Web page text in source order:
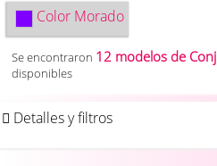
Color Morado
Se encontraron 12 modelos de
disponibles
Detalles y filtros